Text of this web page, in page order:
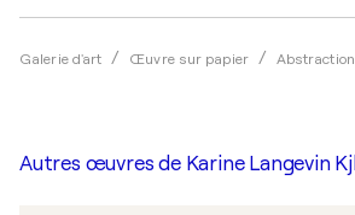
Galerie d'art Œuvre sur papier Abstraction
Autres œuvres de Karine Langevin Kjl